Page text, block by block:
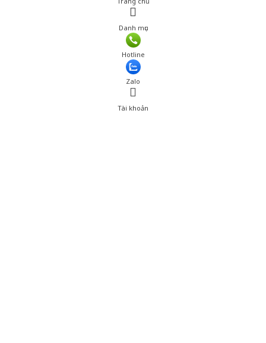
Danh mục
Hotline
Zalo
Tài khoản